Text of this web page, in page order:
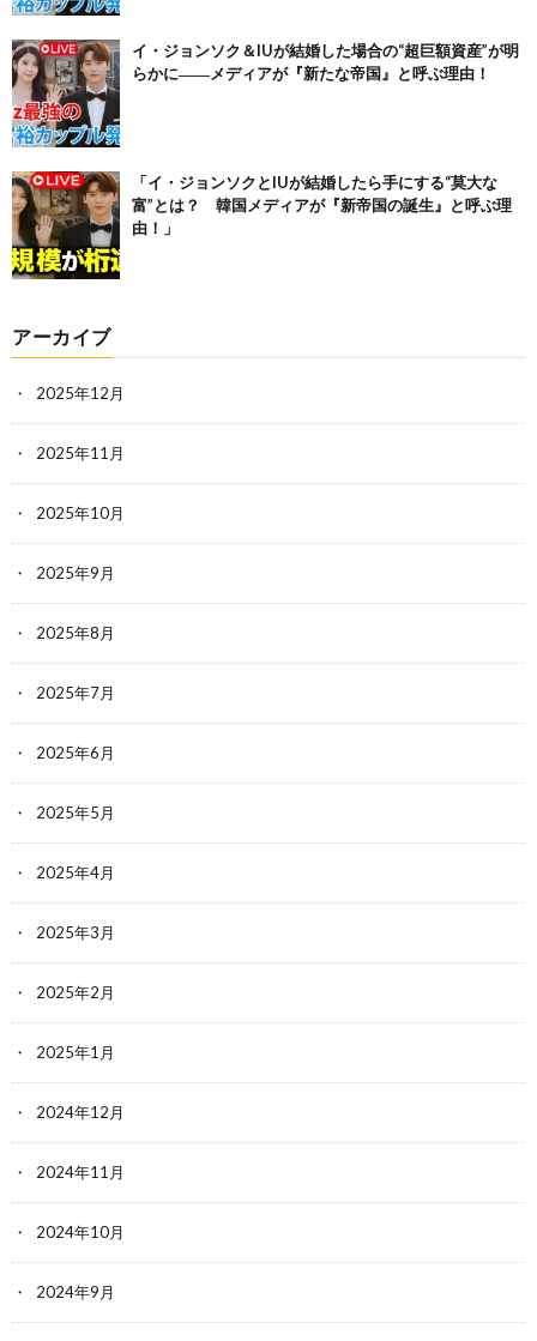
イ・ジョンソク＆IUが結婚した場合の“超巨額資産”が明
らかに――メディアが『新たな帝国』と呼ぶ理由！
「イ・ジョンソクとIUが結婚したら手にする“莫大な
富”とは？ 韓国メディアが『新帝国の誕生』と呼ぶ理
由！」
アーカイブ
2025年12月
2025年11月
2025年10月
2025年9月
2025年8月
2025年7月
2025年6月
2025年5月
2025年4月
2025年3月
2025年2月
2025年1月
2024年12月
2024年11月
2024年10月
2024年9月